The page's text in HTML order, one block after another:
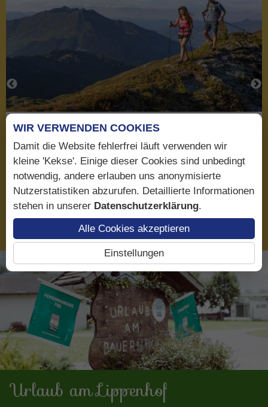
Fügen-Kaltenbach und seine
idyllischer Wanderwege.
Erleben Sie
Ferienregion im
Weiterlesen
Urlaub am Lippenhof
WIR VERWENDEN COOKIES
Damit die Website fehlerfrei läuft verwenden wir
kleine 'Kekse'. Einige dieser Cookies sind unbedingt
notwendig, andere erlauben uns anonymisierte
Nutzerstatistiken abzurufen. Detaillierte Informationen
stehen in unserer Datenschutzerklärung.
Alle Cookies akzeptieren
Einstellungen